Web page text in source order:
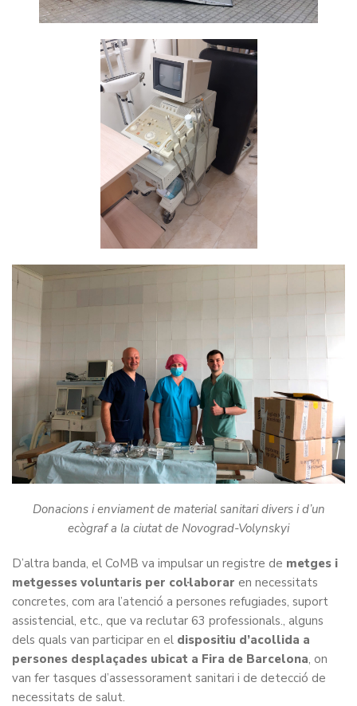
Donacions i enviament de material sanitari divers i d’un
ecògraf a la ciutat de Novograd-Volynskyi
D’altra banda, el CoMB va impulsar un registre de metges i
metgesses voluntaris per col·laborar en necessitats
concretes, com ara l’atenció a persones refugiades, suport
assistencial, etc., que va reclutar 63 professionals., alguns
dels quals van participar en el dispositiu d’acollida a
persones desplaçades ubicat a Fira de Barcelona, on
van fer tasques d’assessorament sanitari i de detecció de
necessitats de salut.